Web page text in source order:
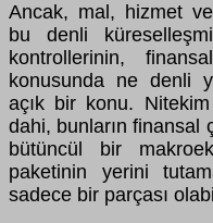
Ancak, mal, hizmet ve
bu denli
kontrollerinin,
konusunda ne denli
açık bir konu.
dahi, bunların finansal
bütüncül bir
paketinin yerini
sadece bir parçası